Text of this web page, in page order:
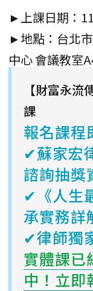
►上課日期：
►地點：台北
中心 會議教室
【財富永
課
報名課程
✔蘇家宏
諮詢抽獎
✔《人生
承實務詳
✔律師獨
實體課已
中！立即